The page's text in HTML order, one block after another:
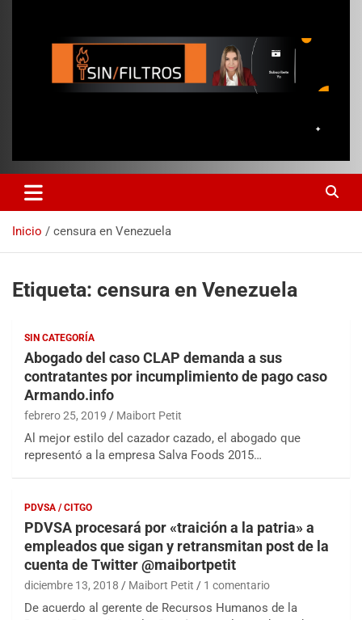
Inicio censura en Venezuela
Etiqueta: censura en Venezuela
SIN CATEGORÍA
Abogado del caso CLAP demanda a sus
contratantes por incumplimiento de pago caso
Armando.info
febrero 25, 2019 Maibort Petit
Al mejor estilo del cazador cazado, el abogado que
representó a la empresa Salva Foods 2015…
PDVSA / CITGO
PDVSA procesará por «traición a la patria» a
empleados que sigan y retransmitan post de la
cuenta de Twitter @maibortpetit
diciembre 13, 2018 Maibort Petit 1 comentario
De acuerdo al gerente de Recursos Humanos de la